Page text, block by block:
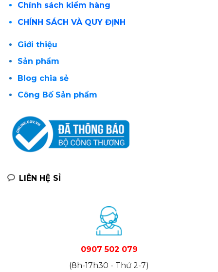
Chính sách kiểm hàng
CHÍNH SÁCH VÀ QUY ĐỊNH
Giới thiệu
Sản phẩm
Blog chia sẻ
Công Bố Sản phẩm
LIÊN HỆ SỈ
0907 502 079
(8h-17h30 - Thứ 2-7)